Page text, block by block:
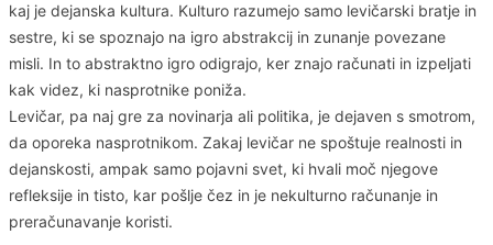
kaj je dejanska kultura. Kulturo razumejo samo levičarski bratje in
sestre, ki se spoznajo na igro abstrakcij in zunanje povezane
misli. In to abstraktno igro odigrajo, ker znajo računati in izpeljati
kak videz, ki nasprotnike poniža.
Levičar, pa naj gre za novinarja ali politika, je dejaven s smotrom,
da oporeka nasprotnikom. Zakaj levičar ne spoštuje realnosti in
dejanskosti, ampak samo pojavni svet, ki hvali moč njegove
refleksije in tisto, kar pošlje čez in je nekulturno računanje in
preračunavanje koristi.